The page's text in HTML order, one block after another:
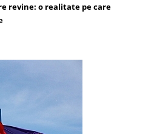
revine: o realitate pe care